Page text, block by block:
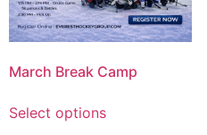
March Break Camp
Select options